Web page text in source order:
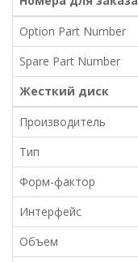
Option Part Number
Spare Part Number
Жесткий диск
Производитель
Тип
Форм-фактор
Интерфейс
Объем